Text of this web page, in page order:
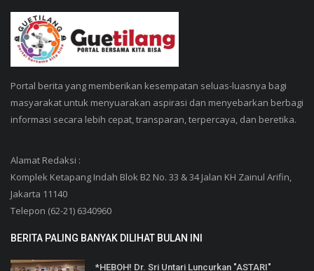
Portal berita yang memberikan kesempatan seluas-luasnya bagi
masyarakat untuk menyuarakan aspirasi dan menyebarkan berbagi
informasi secara lebih cepat, transparan, terpercaya, dan beretika.
Alamat Redaksi :
Komplek Ketapang Indah Blok B2 No. 33 & 34 Jalan KH Zainul Arifin,
Jakarta 11140
Telepon (62-21) 6340960
BERITA PALING BANYAK DILIHAT BULAN INI
*HEBOH! Dr. Sri Untari Luncurkan "ASTARI"